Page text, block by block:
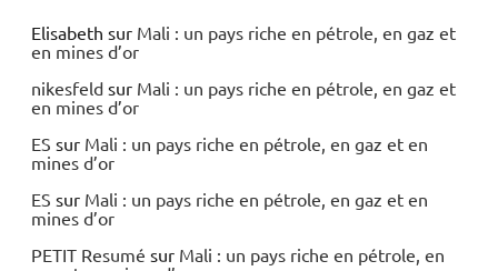
Elisabeth sur Mali : un pays riche en pétrole, en gaz et
en mines d’or
nikesfeld sur Mali : un pays riche en pétrole, en gaz et
en mines d’or
ES sur Mali : un pays riche en pétrole, en gaz et en
mines d’or
ES sur Mali : un pays riche en pétrole, en gaz et en
mines d’or
PETIT Resumé sur Mali : un pays riche en pétrole, en